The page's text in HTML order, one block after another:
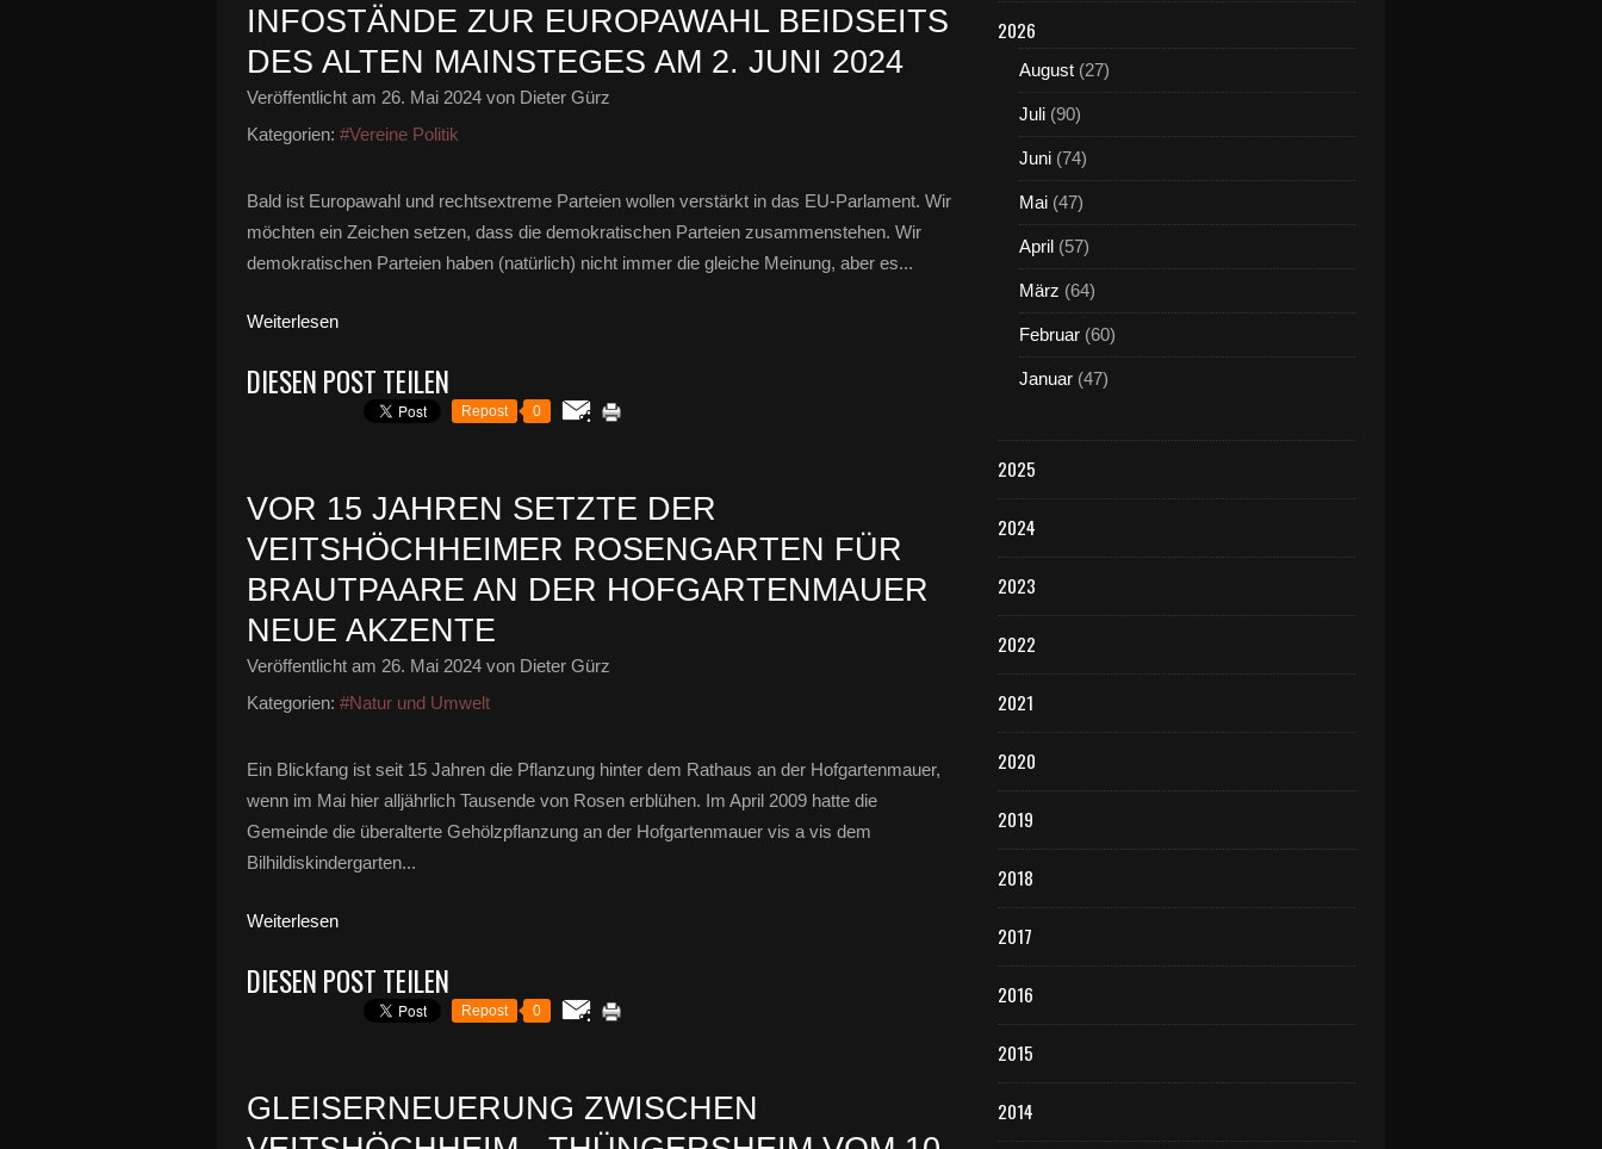
INFOSTÄNDE ZUR EUROPAWAHL BEIDSEITS
DES ALTEN MAINSTEGES AM 2. JUNI 2024
Veröffentlicht am 26. Mai 2024 von Dieter Gürz
Kategorien: #Vereine Politik
Bald ist Europawahl und rechtsextreme Parteien wollen verstärkt in das EU-Parlament. Wir
möchten ein Zeichen setzen, dass die demokratischen Parteien zusammenstehen. Wir
demokratischen Parteien haben (natürlich) nicht immer die gleiche Meinung, aber es...
Weiterlesen
DIESEN POST TEILEN
Repost 0
VOR 15 JAHREN SETZTE DER
VEITSHÖCHHEIMER ROSENGARTEN FÜR
BRAUTPAARE AN DER HOFGARTENMAUER
NEUE AKZENTE
Veröffentlicht am 26. Mai 2024 von Dieter Gürz
Kategorien: #Natur und Umwelt
Ein Blickfang ist seit 15 Jahren die Pflanzung hinter dem Rathaus an der Hofgartenmauer,
wenn im Mai hier alljährlich Tausende von Rosen erblühen. Im April 2009 hatte die
Gemeinde die überalterte Gehölzpflanzung an der Hofgartenmauer vis a vis dem
Bilhildiskindergarten...
Weiterlesen
DIESEN POST TEILEN
Repost 0
GLEISERNEUERUNG ZWISCHEN
2026
August (27)
Juli (90)
Juni (74)
Mai (47)
April (57)
März (64)
Februar (60)
Januar (47)
2025
2024
2023
2022
2021
2020
2019
2018
2017
2016
2015
2014